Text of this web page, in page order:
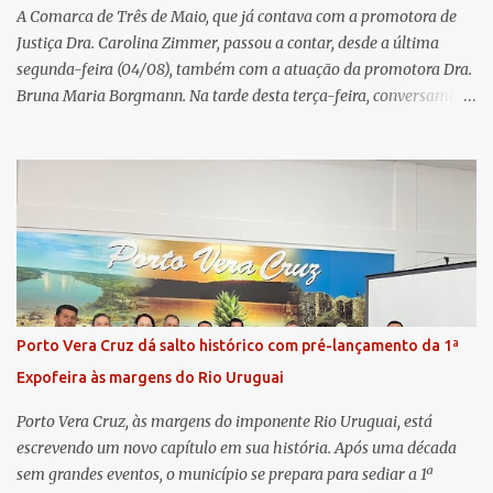
um balanço das principais real...
A Comarca de Três de Maio, que já contava com a promotora de
Justiça Dra. Carolina Zimmer, passou a contar, desde a última
segunda-feira (04/08), também com a atuação da promotora Dra.
Bruna Maria Borgmann. Na tarde desta terça-feira, conversamos
pelo Ministério Público e destacou a importância da instituição
para a comunidade, bem como a relevância da chegada da nova
colega, que contribuirá no andamento dos processos. A Dra. Bruna,
por sua vez, se apresentou à comunidade. Ela atuou por 12 anos na
Comarca de Horizontina e foi promovida para Três de Maio, onde
já esteve em outras ocasiões substituindo a Dra. Carolina durante
períodos de férias. A nova promotora ressaltou o volume de
processos da comarca e a importância do trabalho conjunto,
permitindo a divisão de atividades e maior agilidade no
atendimento às demandas. A Comarca de Três de Maio abrang...
Porto Vera Cruz dá salto histórico com pré-lançamento da 1ª
Expofeira às margens do Rio Uruguai
Porto Vera Cruz, às margens do imponente Rio Uruguai, está
escrevendo um novo capítulo em sua história. Após uma década
sem grandes eventos, o município se prepara para sediar a 1ª